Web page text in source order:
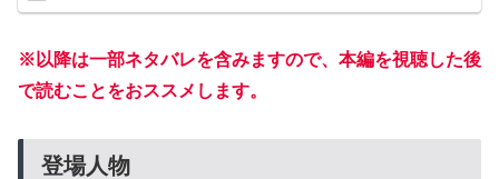
※以降は一部ネタバレを含みますので、本編を視聴した後
で読むことをおススメします。
登場人物